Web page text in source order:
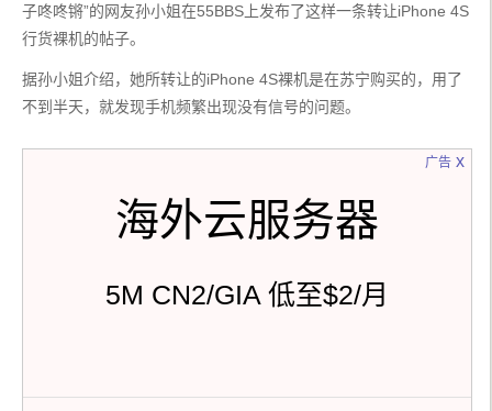
子咚咚锵”的网友孙小姐在55BBS上发布了这样一条转让iPhone 4S
行货裸机的帖子。
据孙小姐介绍，她所转让的iPhone 4S裸机是在苏宁购买的，用了
不到半天，就发现手机频繁出现没有信号的问题。
广告
海外云服务器
5M CN2/GIA 低至$2/月
x